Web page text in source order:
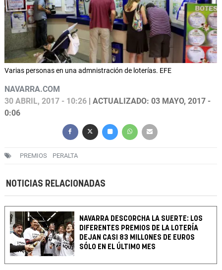
Varias personas en una admnistración de loterías. EFE
NAVARRA.COM
30 ABRIL, 2017 - 10:26 | ACTUALIZADO: 03 MAYO, 2017 -
0:06
PREMIOS PERALTA
NOTICIAS RELACIONADAS
NAVARRA DESCORCHA LA SUERTE: LOS
DIFERENTES PREMIOS DE LA LOTERÍA
DEJAN CASI 83 MILLONES DE EUROS
SÓLO EN EL ÚLTIMO MES